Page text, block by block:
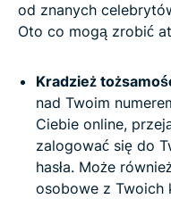
od znanych
Oto co mogą zrobić
Kradzież
nad Twoim
Ciebie online,
zalogować się do
hasła. Może
osobowe z Twoich